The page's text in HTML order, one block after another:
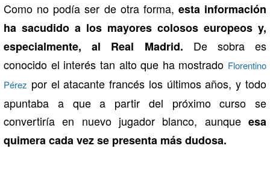
Como no podía ser de otra forma, esta información
ha sacudido a los mayores colosos europeos y,
especialmente, al Real Madrid. De sobra es
conocido el interés tan alto que ha mostrado Florentino
Pérez por el atacante francés los últimos años, y todo
apuntaba a que a partir del próximo curso se
convertiría en nuevo jugador blanco, aunque esa
quimera cada vez se presenta más dudosa.